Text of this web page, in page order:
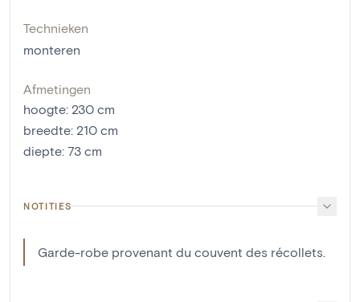
Technieken
monteren
Afmetingen
hoogte: 230 cm
breedte: 210 cm
diepte: 73 cm
NOTITIES
Garde-robe provenant du couvent des récollets.